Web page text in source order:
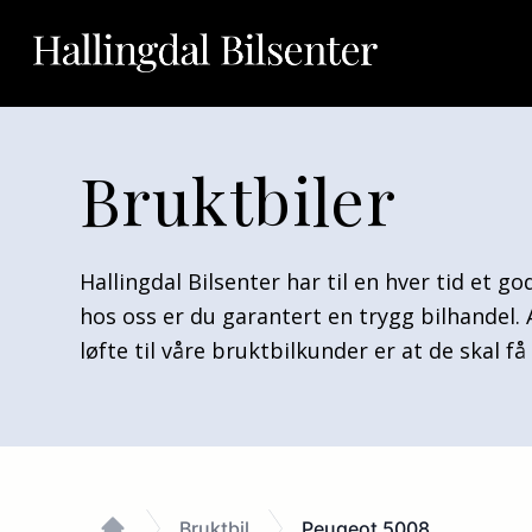
Bruktbiler
Hallingdal Bilsenter har til en hver tid et
hos oss er du garantert en trygg
løfte til våre bruktbilkunder er at de skal